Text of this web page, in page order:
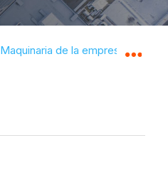
Maquinaria de la empresa